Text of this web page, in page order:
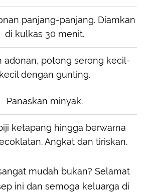
panjang-panjang. Diamkan
di kulkas 30 menit.
adonan, potong serong kecil-
kecil dengan gunting.
Panaskan minyak.
ketapang hingga berwarna
Angkat dan tiriskan.
mudah bukan? Selamat
ini dan semoga keluarga di